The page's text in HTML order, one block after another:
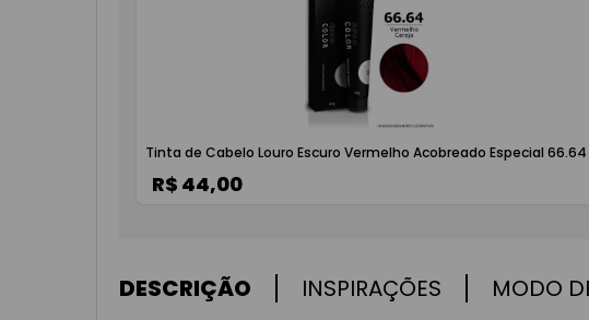
Tinta de Cabelo Louro Escuro Vermelho Acobreado Especial 66.64
R$ 44,00
DESCRIÇÃO INSPIRAÇÕES MODO